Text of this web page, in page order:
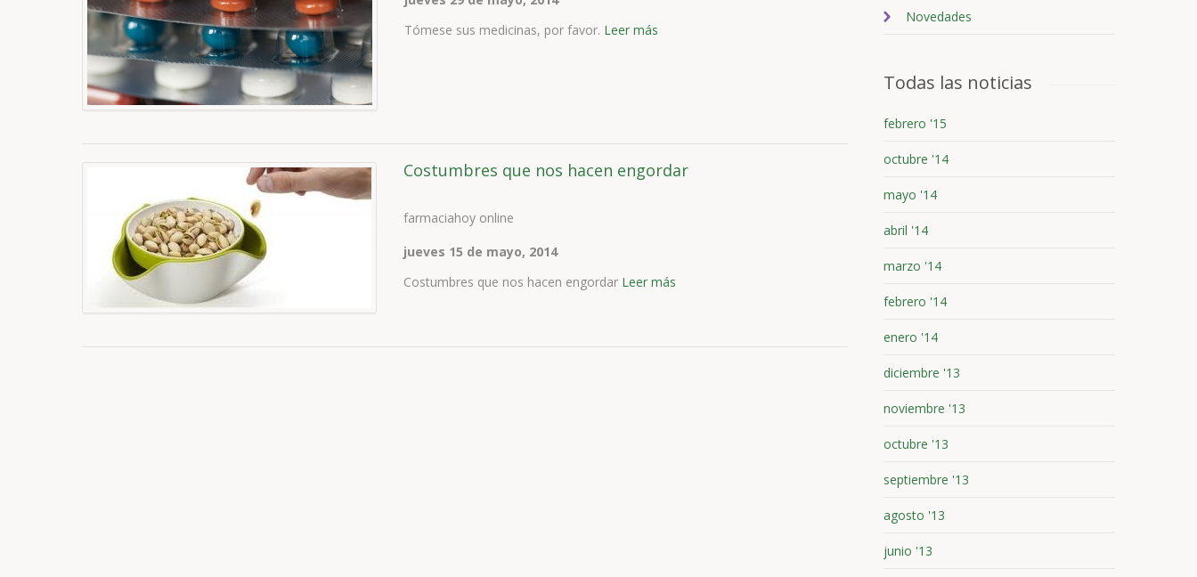
Tómese sus medicinas, por favor. Leer más
Costumbres que nos hacen engordar
farmaciahoy online
jueves 15 de mayo, 2014
Costumbres que nos hacen engordar Leer más
Novedades
Todas las noticias
febrero '15
octubre '14
mayo '14
abril '14
marzo '14
febrero '14
enero '14
diciembre '13
noviembre '13
octubre '13
septiembre '13
agosto '13
junio '13